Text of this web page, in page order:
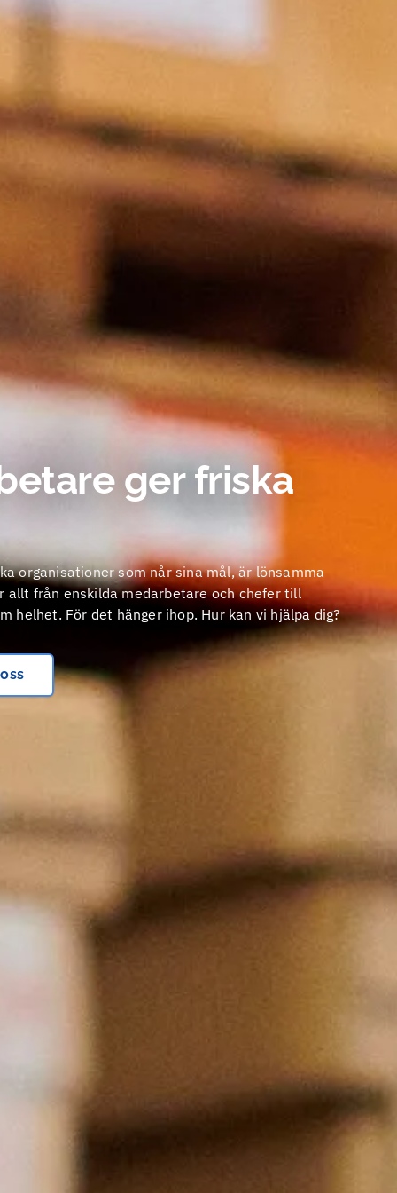
ger friska
organisationer som når sina mål, är lönsamma
allt från enskilda medarbetare och chefer till
helhet. För det hänger ihop. Hur kan vi hjälpa dig?